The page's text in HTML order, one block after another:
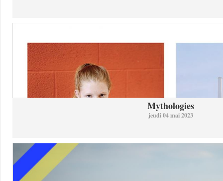
Mythologies
jeudi 04 mai 2023